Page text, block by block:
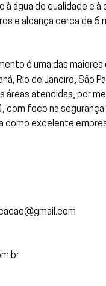
à água de qualidade
e alcança cerca de
é uma das
Rio de Janeiro,
áreas atendidas, por
foco na
excelente